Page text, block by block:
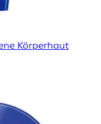
Körperhaut